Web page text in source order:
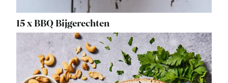
15 x BBQ Bijgerechten